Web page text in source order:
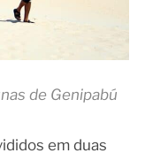
de Genipabú
em duas